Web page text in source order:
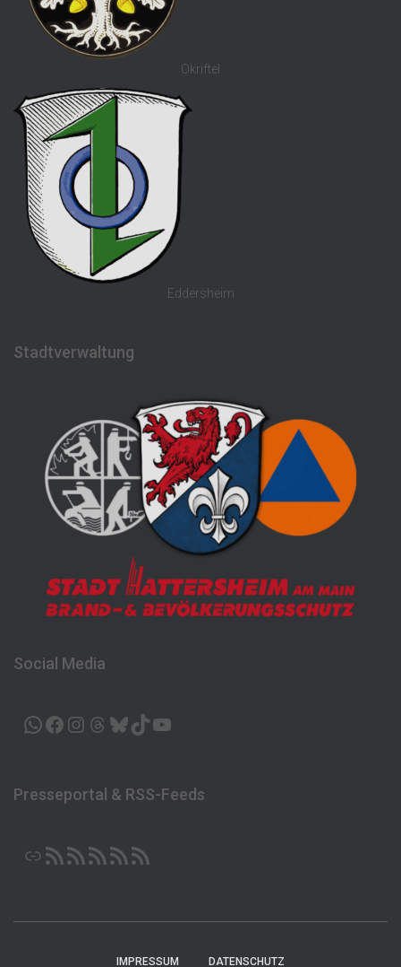
Okriftel
Eddersheim
Stadtverwaltung
Social Media
WHATSAPP FACEBOOK INSTAGRAM THREADS BLUESKY TIKTOK
Presseportal & RSS-Feeds
LINK RSS-FEED RSS-FEED RSS-FEED RSS-FEED
IMPRESSUM DATENSCHUTZ